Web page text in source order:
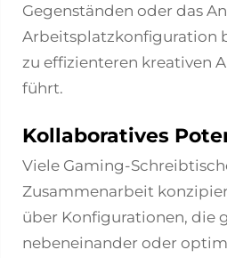
Gegenständen oder das
Arbeitsplatzkonfiguration
zu effizienteren kreativen
führt.
Kollaboratives
Viele Gaming-
Zusammenarbeit
über Konfigurationen, die
nebeneinander oder